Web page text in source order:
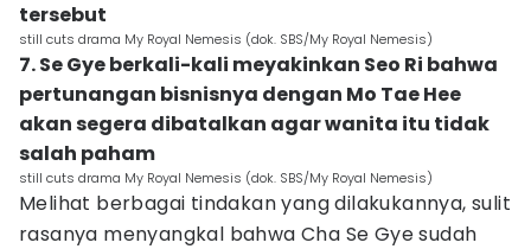
tersebut
still cuts drama My Royal Nemesis (dok. SBS/My Royal Nemesis)
7. Se Gye berkali-kali meyakinkan Seo Ri bahwa
pertunangan bisnisnya dengan Mo Tae Hee
akan segera dibatalkan agar wanita itu tidak
salah paham
still cuts drama My Royal Nemesis (dok. SBS/My Royal Nemesis)
Melihat berbagai tindakan yang dilakukannya, sulit
rasanya menyangkal bahwa Cha Se Gye sudah